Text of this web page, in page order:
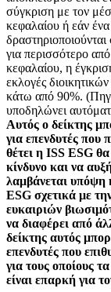
σύγκριση με τον
κεφαλαίου ή εάν ένα
για περισσότερο
κεφαλαίου, η
εκλογές
κάτω από 90%.
υποδηλώνει
Αυτός ο δείκτης
για επενδυτές που
θέτει η ISS ESG
κίνδυνο και να
λαμβάνεται υπόψη
ESG σχετικά με
ευκαιριών
να διαφέρει από
δείκτης αυτός
επενδυτές που
για τους οποίους
είναι επαρκή για